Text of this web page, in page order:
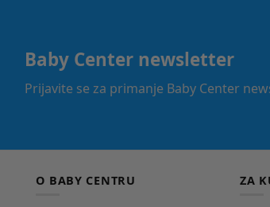
Baby Center newsletter
Prijavite se za primanje Baby Center
O BABY CENTRU ZA